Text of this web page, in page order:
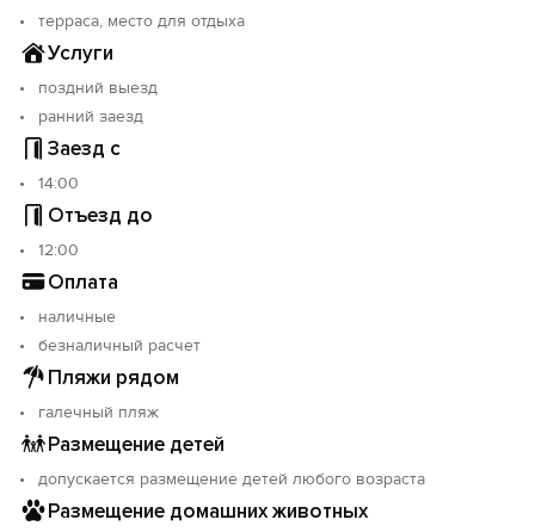
терраса, место для отдыха
Услуги
поздний выезд
ранний заезд
Заезд с
14:00
Отъезд до
12:00
Оплата
наличные
безналичный расчет
Пляжи рядом
галечный пляж
Размещение детей
допускается размещение детей любого возраста
Размещение домашних животных